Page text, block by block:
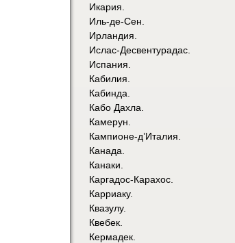
Икария.
Иль-де-Сен.
Ирландия.
Ислас-Десвентурадас.
Испания.
Кабилия.
Кабинда.
Кабо Дахла.
Камерун.
Кампионе-д’Италия.
Канада.
Канаки.
Каргадос-Карахос.
Карриаку.
Квазулу.
Квебек.
Кермадек.